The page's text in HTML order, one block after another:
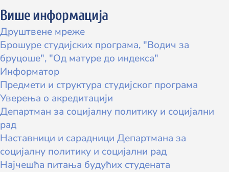
Више информација
Друштвене мреже
Брошуре студијских програма, "Водич за
бруцоше", "Од матуре до индекса"
Информатор
Предмети и структура студијског програма
Уверењa о акредитацији
Департман за социјалну политику и социјални
рад
Наставници и сарадници Департмана за
социјалну политику и социјални рад
Најчешћа питања будућих студената